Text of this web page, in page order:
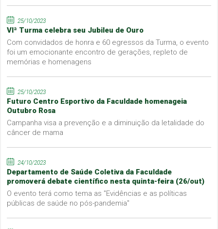
25/10/2023
VIª Turma celebra seu Jubileu de Ouro
Com convidados de honra e 60 egressos da Turma, o evento
foi um emocionante encontro de gerações, repleto de
memórias e homenagens
25/10/2023
Futuro Centro Esportivo da Faculdade homenageia
Outubro Rosa
Campanha visa a prevenção e a diminuição da letalidade do
câncer de mama
24/10/2023
Departamento de Saúde Coletiva da Faculdade
promoverá debate científico nesta quinta-feira (26/out)
O evento terá como tema as "Evidências e as políticas
públicas de saúde no pós-pandemia"